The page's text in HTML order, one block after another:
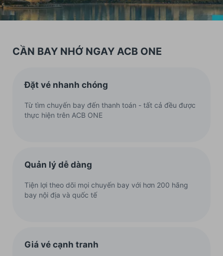
CẦN BAY NHỚ NGAY ACB ONE
Đặt vé nhanh chóng
Từ tìm chuyến bay đến thanh toán - tất cả đều được
thực hiện trên ACB ONE
Quản lý dễ dàng
Tiện lợi theo dõi mọi chuyến bay với hơn 200 hãng
bay nội địa và quốc tế
Giá vé cạnh tranh